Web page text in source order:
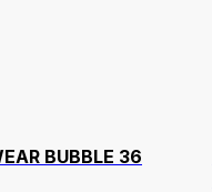
BUBBLE 36